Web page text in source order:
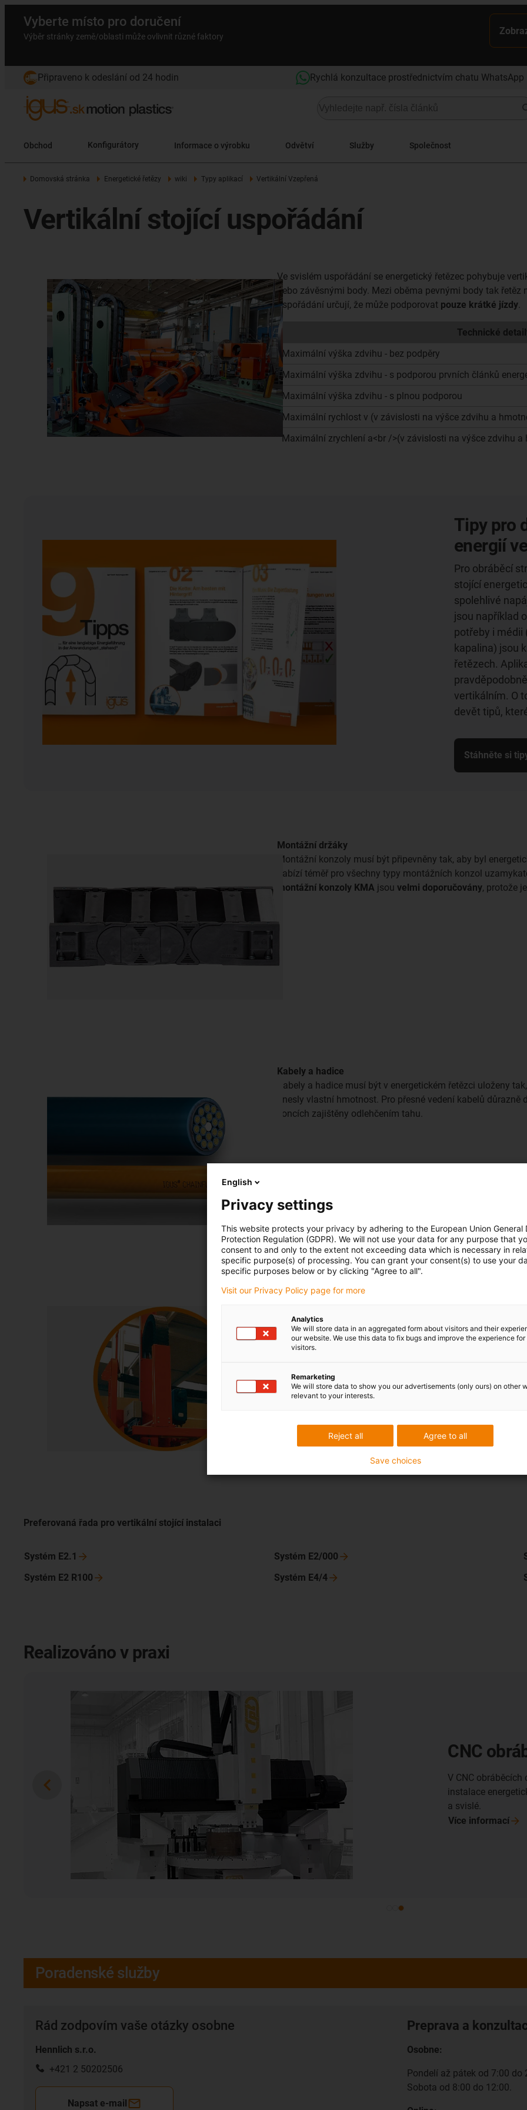
Vyberte místo pro doručení
Výběr stránky země/oblasti může ovlivnit různé faktory
Připraveno k odeslání od 24 hodin Rychlá konzultace prostřednictvím chatu WhatsApp
Obchod Konfigurátory Informace o výrobku Odvětví Služby Společnost
Domovská stránka Energetické řetězy wiki Typy aplikací Vertikální Vzepřená
Vertikální stojící uspořádání
Ve svislém uspořádání se energetický řetězec pohybuje
nebo závěsnými body. Mezi oběma pevnými body tak
uspořádání určují, že může podporovat pouze krátké jízdy.
Technické
Maximální výška zdvihu - bez podpěry
Maximální výška zdvihu - s podporou prvních článků
Maximální výška zdvihu - s plnou podporou
Maximální rychlost v (v závislosti na výšce zdvihu a
Maximální zrychlení a<br />(v závislosti na výšce zdvihu a
Tipy pro
energií
Pro obráběcí
stojící
spolehlivé
jsou například
potřeby i médii
kapalina) jsou
řetězech.
vertikálním. O
devět tipů,
Stáhněte si
Montážní držáky
Montážní konzoly musí být připevněny tak, aby byl
nabízí téměř pro všechny typy montážních konzol
montážní konzoly KMA jsouvelmi doporučovány, protože
Kabely a hadice
Kabely a hadice musí být v energetickém řetězci uloženy
unesly vlastní hmotnost. Pro přesné vedení kabelů
koncích zajištěny odlehčením tahu.
Podpora
Obecně platí, že systém zásobování energií musí být na
větších výšek energetických řetězů se obecně doporučuje
U maximálních výšek a plnicích hmotností je často nutné
Preferovaná řada pro vertikální stojící instalaci
Systém E2.1 Systém E2/000
Systém E2 R100 Systém E4/4
Realizováno v praxi
CNC
V CNC
instalace
a svislé.
Více informací
Poradenské služby
Rád zodpovím vaše otázky osobne
Hennlich s.r.o.
+421 2 50202506
Napsat e-mail
Preprava a
Osobne:
Pondelí až pátek od 7:00 do
Sobota od 8:00 do 12:00.
English
Privacy settings
This website protects your privacy by adhering to the European Union General
Protection Regulation (GDPR). We will not use your data for any purpose that
consent to and only to the extent not exceeding data which is necessary in
specific purpose(s) of processing. You can grant your consent(s) to use your
specific purposes below or by clicking "Agree to all".
Visit our Privacy Policy page for more
Analytics
We will store data in an aggregated form about visitors and their
our website. We use this data to fix bugs and improve the experience for
visitors.
Remarketing
We will store data to show you our advertisements (only ours) on other
relevant to your interests.
Agree to all
Reject all
Save choices